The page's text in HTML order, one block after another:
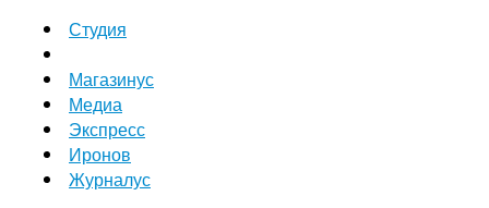
Студия
Магазинус
Медиа
Экспресс
Иронов
Журналус